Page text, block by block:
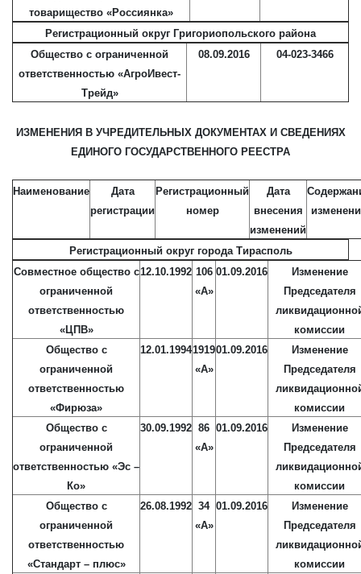
товарищество «Россиянка»
Регистрационный округ Григориопольского района
Общество с ограниченной
ответственностью «АгроИвест-
Трейд»
08.09.2016 04-023-3466
ИЗМЕНЕНИЯ В УЧРЕДИТЕЛЬНЫХ ДОКУМЕНТАХ И СВЕДЕНИЯХ
ЕДИНОГО ГОСУДАРСТВЕННОГО РЕЕСТРА
Наименование
Дата
регистрации
Регистрационный
номер
Дата
внесения
изменений
Регистрационный округ города Тирасполь
Совместное общество с
ограниченной
ответственностью
«ЦПВ»
12.10.1992 106
«А»
01.09.2016
Изменение
Председателя
комиссии
Общество с
ограниченной
ответственностью
«Фирюза»
12.01.19941919
«А»
01.09.2016
Изменение
Председателя
комиссии
Общество с
ограниченной
ответственностью «Эс –
Ко»
30.09.1992 86
«А»
01.09.2016
Изменение
Председателя
комиссии
Общество с
ограниченной
ответственностью
«Стандарт – плюс»
26.08.1992 34
«А»
01.09.2016
Изменение
Председателя
комиссии